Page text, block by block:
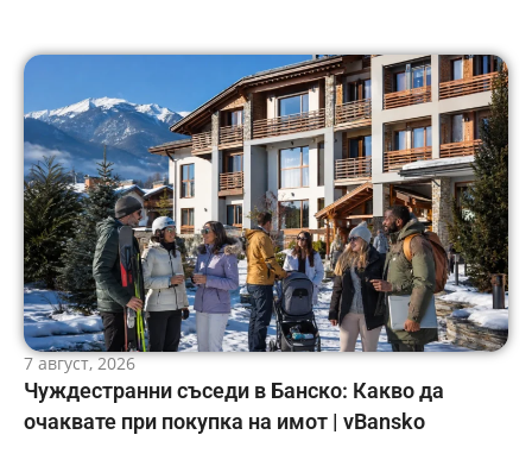
7 август, 2026
Чуждестранни съседи в Банско: Какво да
очаквате при покупка на имот | vBansko